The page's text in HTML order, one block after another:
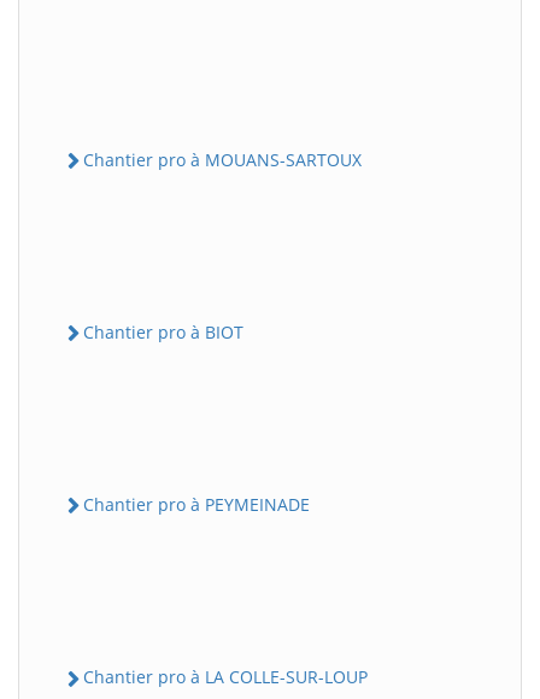
Chantier pro à MOUANS-SARTOUX
Chantier pro à BIOT
Chantier pro à PEYMEINADE
Chantier pro à LA COLLE-SUR-LOUP